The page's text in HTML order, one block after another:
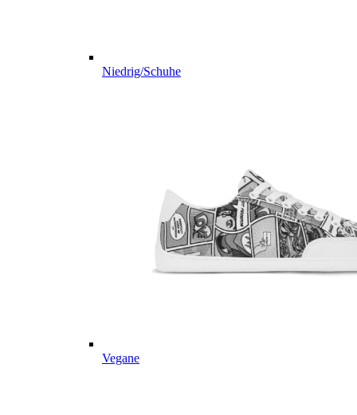
Niedrig/Schuhe
Vegane